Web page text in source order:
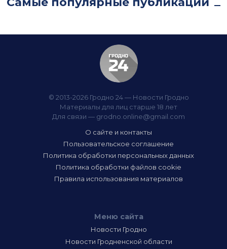
© 2013-2026 Гродно 24 — Новости Гродно
Материалы для лиц старше 18 лет
Для связи — grodno.online@gmail.com
О сайте и контакты
Пользовательское соглашение
Политика обработки персональных данных
Политика обработки файлов cookie
Правила использования материалов
Меню сайта
Новости Гродно
Новости Гродненской области